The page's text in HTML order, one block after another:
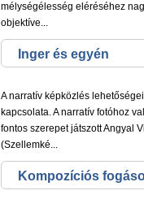
mélységélesség eléréséhez
objektíve...
Inger és egyén
A narratív képközlés
kapcsolata. A narratív fotóhoz
fontos szerepet játszott Angyal
(Szellemké...
Kompozíciós